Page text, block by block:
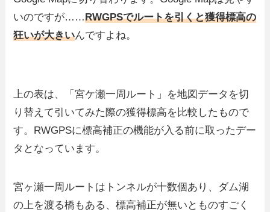
いのですが……RWGPSでルートを引くと獲得標高の
狂いが大きいんですよね。
上の表は、「宮ケ瀬一周ルート」を地図データを切
り替えて引いてみた際の獲得標高を比較したもので
す。RWGPSに標高補正の機能が入る前に取ったデー
タとなっています。
宮ヶ瀬一周ルートはトンネルが十数個あり、ダム湖
の上を渡る橋もある、標高補正が無いとものすごく